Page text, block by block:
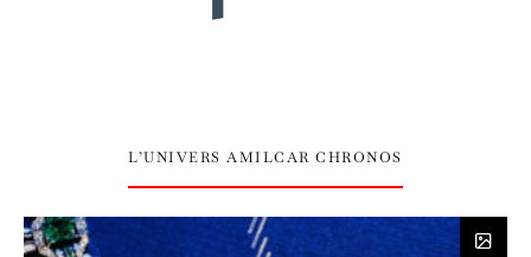
L’UNIVERS AMILCAR CHRONOS